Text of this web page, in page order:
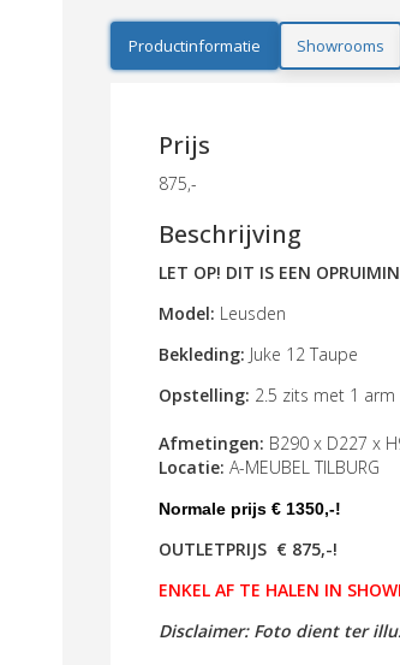
Productinformatie Showrooms
Prijs
875,-
Beschrijving
LET OP! DIT IS EEN
Model: Leusden
Bekleding: Juke 12 Taupe
Opstelling: 2.5 zits met 1
Afmetingen: B290 x D227 x
Locatie: A-MEUBEL TILBURG
Normale prijs € 1350,-!
OUTLETPRIJS € 875,-!
ENKEL AF TE HALEN IN
Disclaimer: Foto dient ter